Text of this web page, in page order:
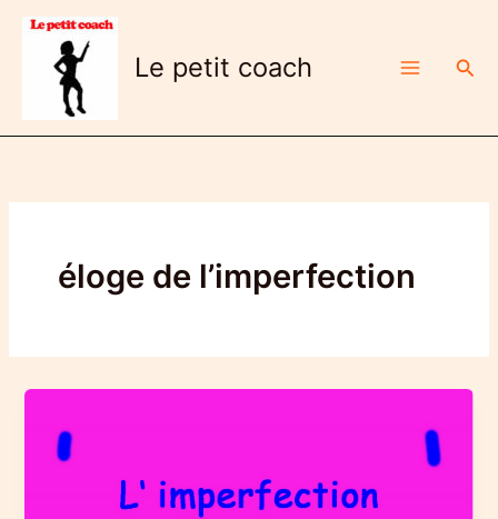
Aller
contenu
Le petit coach
éloge de l’imperfection